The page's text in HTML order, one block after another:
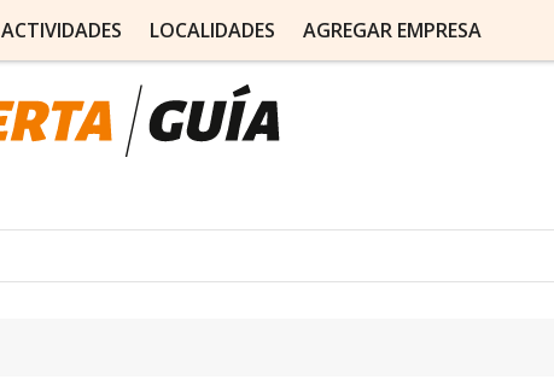
ACTIVIDADES LOCALIDADES AGREGAR EMPRESA